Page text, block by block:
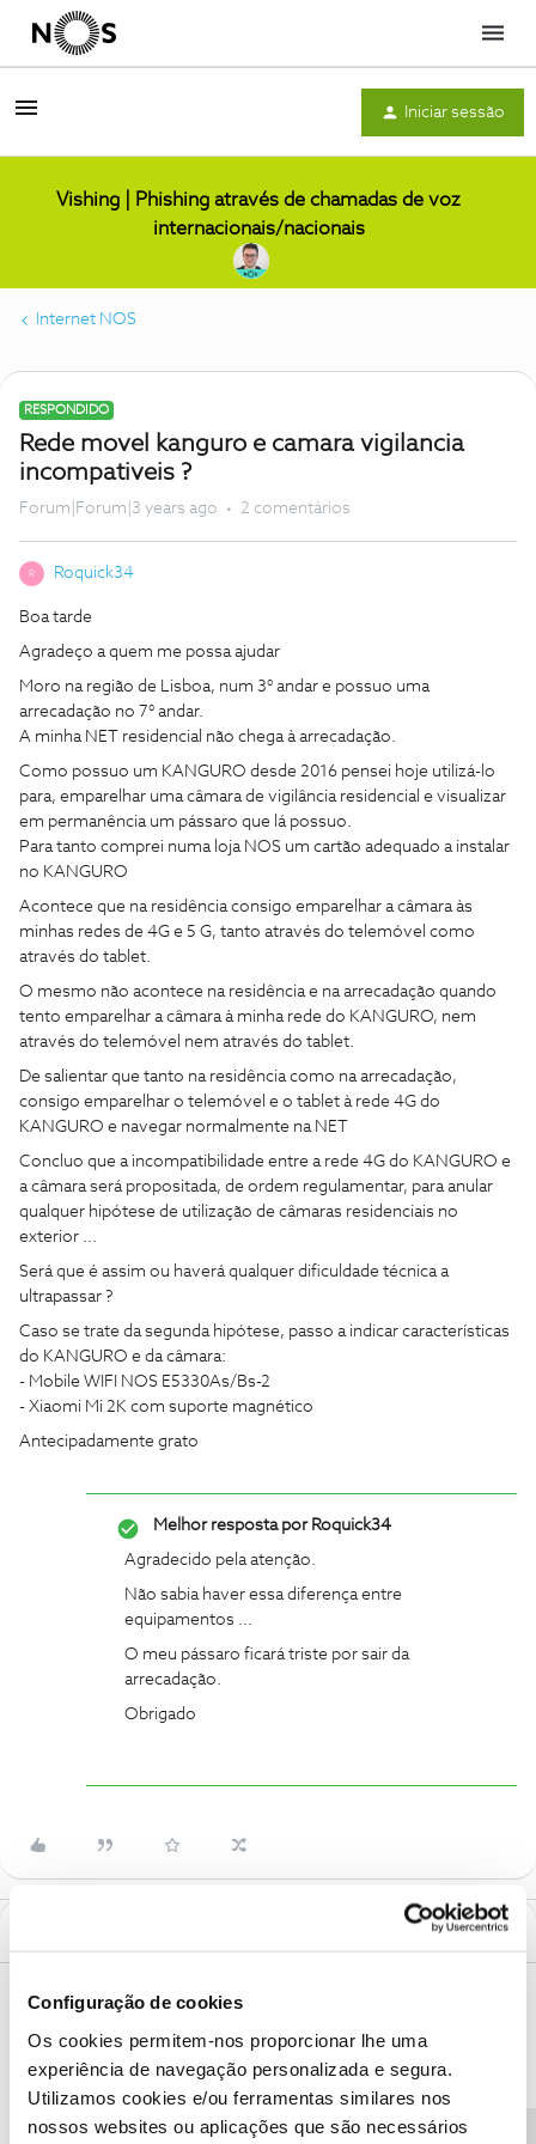
Configuração de cookies
Os cookies permitem-nos proporcionar lhe uma
experiência de navegação personalizada e segura.
Utilizamos cookies e/ou ferramentas similares nos
nossos websites ou aplicações que são necessários
Menu
Iniciar sessão
Vishing | Phishing através de chamadas de voz
internacionais/nacionais
Internet NOS
RESPONDIDO
Rede movel kanguro e camara vigilancia
incompativeis ?
Forum|Forum|3 years ago 2 comentários
R Roquick34
Boa tarde
Agradeço a quem me possa ajudar
Moro na região de Lisboa, num 3° andar e possuo uma
arrecadação no 7° andar.
A minha NET residencial não chega à arrecadação.
Como possuo um KANGURO desde 2016 pensei hoje utilizá-lo
para, emparelhar uma câmara de vigilância residencial e visualizar
em permanência um pássaro que lá possuo.
Para tanto comprei numa loja NOS um cartão adequado a instalar
no KANGURO
Acontece que na residência consigo emparelhar a câmara às
minhas redes de 4G e 5 G, tanto através do telemóvel como
através do tablet.
O mesmo não acontece na residência e na arrecadação quando
tento emparelhar a câmara à minha rede do KANGURO, nem
através do telemóvel nem através do tablet.
De salientar que tanto na residência como na arrecadação,
consigo emparelhar o telemóvel e o tablet à rede 4G do
KANGURO e navegar normalmente na NET
Concluo que a incompatibilidade entre a rede 4G do KANGURO e
a câmara será propositada, de ordem regulamentar, para anular
qualquer hipótese de utilização de câmaras residenciais no
exterior ...
Será que é assim ou haverá qualquer dificuldade técnica a
ultrapassar ?
Caso se trate da segunda hipótese, passo a indicar características
do KANGURO e da câmara:
- Mobile WIFI NOS E5330As/Bs-2
- Xiaomi Mi 2K com suporte magnético
Antecipadamente grato
Melhor resposta porRoquick34
Agradecido pela atenção.
Não sabia haver essa diferença entre
equipamentos ...
O meu pássaro ficará triste por sair da
arrecadação.
Obrigado
Mais antigos primeiro
Mário P.
Boa tarde@Roquick34, seja bem-vindo ao Fórum NOS.
Segundo a indicação do site da Xiaomi Mi 2K apenas tem conexão
sem fios (Wi-Fi), assim deverá ter um hotspot na sua arrecadação
junto da câmara para que esta se ligue à rede da internet móvel.